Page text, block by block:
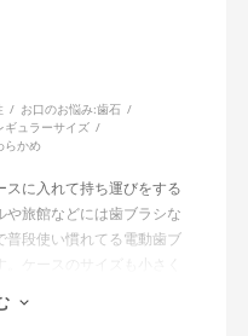
お口のお悩み:歯石
ギュラーサイズ
らかめ
に入れて持ち運びをする
旅館などには歯ブラシな
普段使い慣れてる電動歯ブ
ケースのサイズも小さく
できていて本当に重宝し